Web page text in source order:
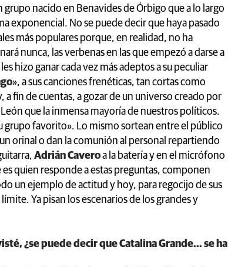
grupo nacido en Benavides de Órbigo que a lo largo
exponencial. No se puede decir que haya pasado
más populares porque, en realidad, no ha
nunca, las verbenas en las que empezó a darse a
hizo ganar cada vez más adeptos a su peculiar
», a sus canciones frenéticas, tan cortas como
fin de cuentas, a gozar de un universo creado por
que la inmensa mayoría de nuestros políticos.
grupo favorito». Lo mismo sortean entre el público
orinal o dan la comunión al personal repartiendo
Adrián Caveroa la batería y en el micrófono
es quien responde a estas preguntas, componen
un ejemplo de actitud y hoy, para regocijo de sus
Ya pisan los escenarios de los grandes y
¿se puede decir que Catalina Grande... se ha